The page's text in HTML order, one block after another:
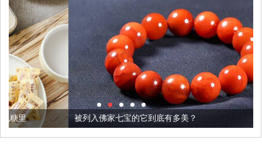
被列入佛家七宝的它到底有多美？